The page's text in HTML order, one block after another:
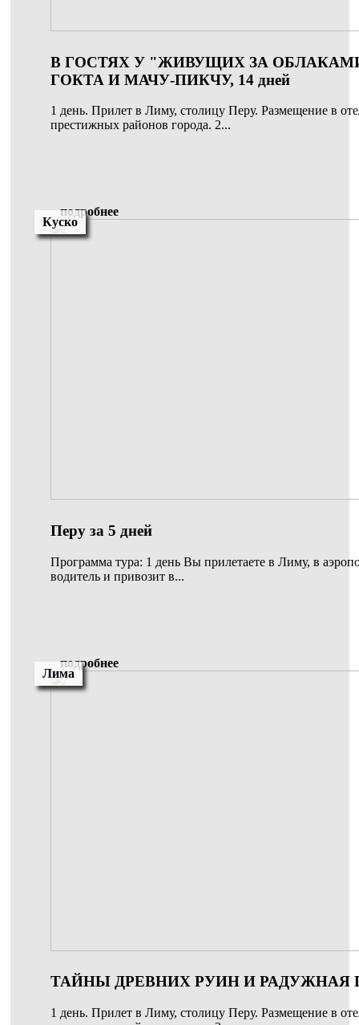
В ГОСТЯХ У "ЖИВУЩИХ ЗА
ГОКТА И МАЧУ-ПИКЧУ, 14 дней
1 день. Прилет в Лиму, столицу Перу. Размещение в
престижных районов города. 2...
подробнее
Куско
Перу за 5 дней
Программа тура: 1 день Вы прилетаете в Лиму, в
водитель и привозит в...
подробнее
Лима
ТАЙНЫ ДРЕВНИХ РУИН И РАДУЖНАЯ
1 день. Прилет в Лиму, столицу Перу. Размещение в